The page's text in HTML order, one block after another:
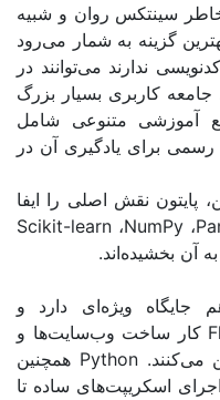
روان و شبیه
به شمار می‌رود
می‌توانند در
بسیار بزرگ
متنوعی شامل
یادگیری آن در
اصلی را ایفا
،Scikit-learn
.
دارد و
وب‌سایت‌ها و
همچنین
ساده تا